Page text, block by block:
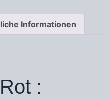
Informationen
: